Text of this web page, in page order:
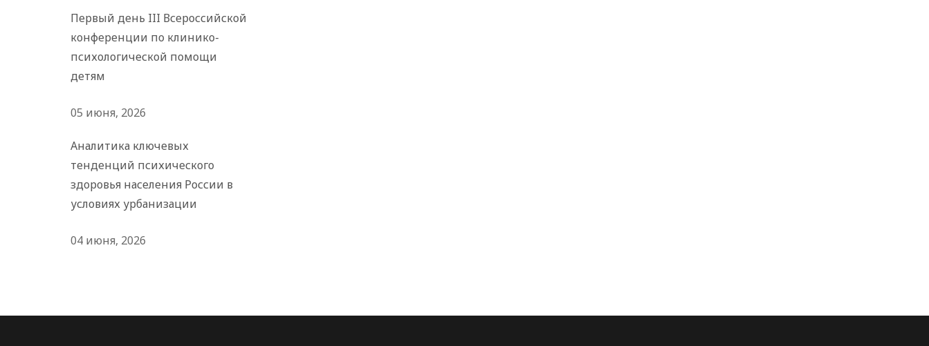
Первый день III Всероссийской
конференции по клинико-
психологической помощи
детям
05 июня, 2026
Аналитика ключевых
тенденций психического
здоровья населения России в
условиях урбанизации
04 июня, 2026